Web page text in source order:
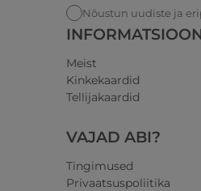
Nõustun uudiste ja
Meist
Kinkekaardid
Tellijakaardid
VAJAD ABI?
Tingimused
Privaatsuspoliitika